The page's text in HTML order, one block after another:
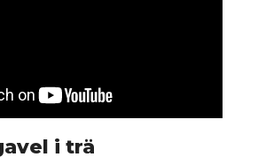
i trä